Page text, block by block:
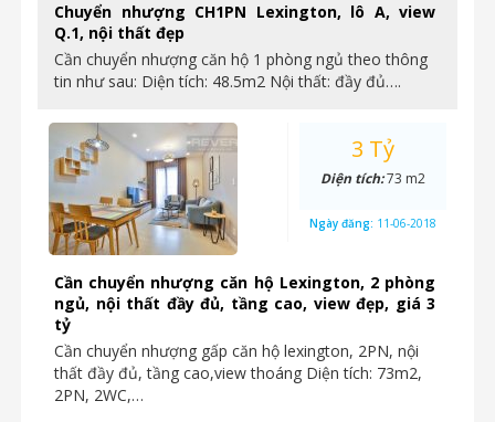
Chuyển nhượng CH1PN Lexington, lô A, view
Q.1, nội thất đẹp
Cần chuyển nhượng căn hộ 1 phòng ngủ theo thông
tin như sau: Diện tích: 48.5m2 Nội thất: đầy đủ….
Cần chuyển nhượng căn hộ Lexington, 2 phòng
ngủ, nội thất đầy đủ, tầng cao, view đẹp, giá 3
tỷ
Cần chuyển nhượng gấp căn hộ lexington, 2PN, nội
thất đầy đủ, tầng cao,view thoáng Diện tích: 73m2,
2PN, 2WC,…
3 Tỷ
Diện tích:73 m2
Ngày đăng: 11-06-2018